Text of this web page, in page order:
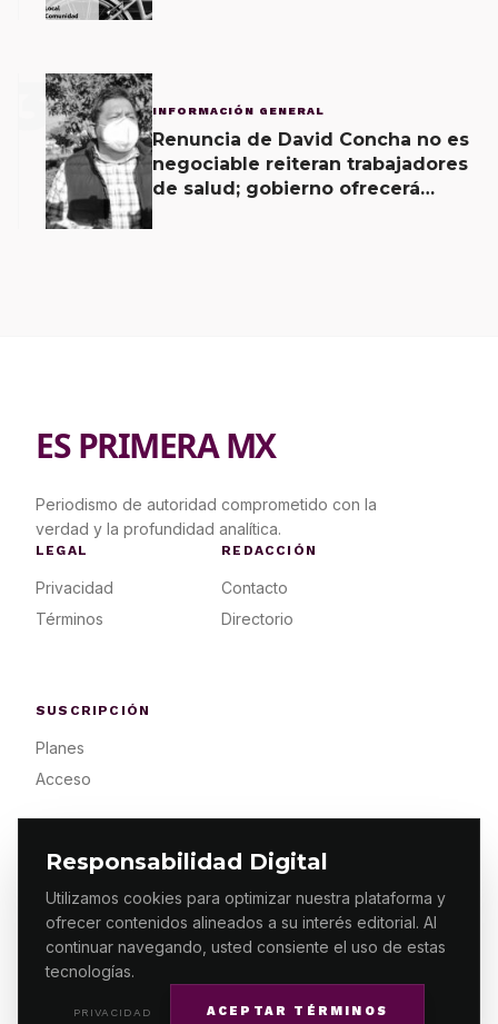
Responsabilidad Digital
Utilizamos cookies para optimizar nuestra plataforma y
ofrecer contenidos alineados a su interés editorial. Al
continuar navegando, usted consiente el uso de estas
tecnologías.
PRIVACIDAD ACEPTAR TÉRMINOS
3 INFORMACIÓN GENERAL
Renuncia de David Concha no es
negociable reiteran trabajadores
de salud; gobierno ofrecerá
ES PRIMERA MX
Periodismo de autoridad comprometido con la
verdad y la profundidad analítica.
LEGAL
Privacidad
Términos
REDACCIÓN
Contacto
Directorio
SUSCRIPCIÓN
Planes
Acceso
© 2026 ES PRIMERA MX. ALGUNOS DERECHOS
RESERVADOS / DESIGNMAKING.MX